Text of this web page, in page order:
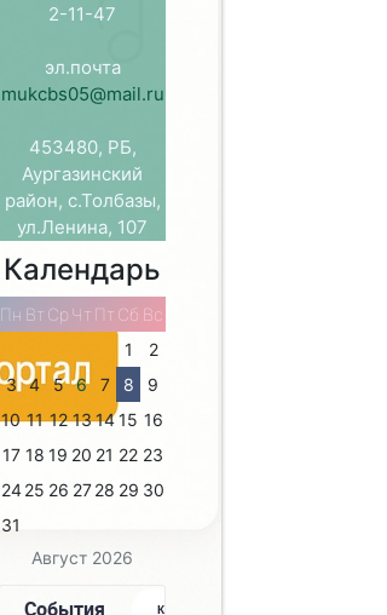
2-11-47
эл.почта
mukcbs05@mail.ru
453480, РБ,
Аургазинский
район, с.Толбазы,
ул.Ленина, 107
Календарь
Август 2026
Пн Вт Ср Чт Пт Сб Вс
1
2
3
4 5 6 7 8
9
10 11 12 1314 15 16
17 18 19 20 21 22 23
24 25 26 27 28 29 30
31